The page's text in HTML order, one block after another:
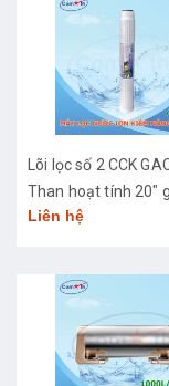
Lõi lọc số 2 CCK
Than hoạt tính 20"
Liên hệ